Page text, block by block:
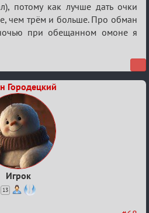
потому как лучше дать очки
чем трём и больше. Про обман
при обещанном омоне я
Городецкий
Игрок
13